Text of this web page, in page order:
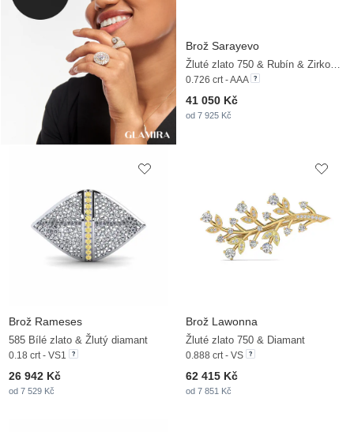
Brož Sarayevo
0.726 crt - AAA
41 050 Kč
od 7 925 Kč
Brož Rameses
585 Bílé zlato & Žlutý diamant
0.18 crt - VS1
26 942 Kč
od 7 529 Kč
Brož Lawonna
Žluté zlato 750 & Diamant
0.888 crt - VS
62 415 Kč
od 7 851 Kč